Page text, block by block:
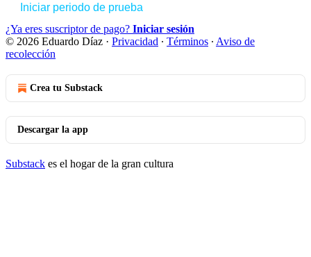
Iniciar periodo de prueba
¿Ya eres suscriptor de pago? Iniciar sesión
© 2026 Eduardo Díaz · Privacidad ∙ Términos ∙ Aviso de
recolección
Crea tu Substack
Descargar la app
Substack es el hogar de la gran cultura